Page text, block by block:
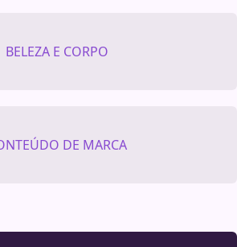
BELEZA E CORPO
DE MARCA